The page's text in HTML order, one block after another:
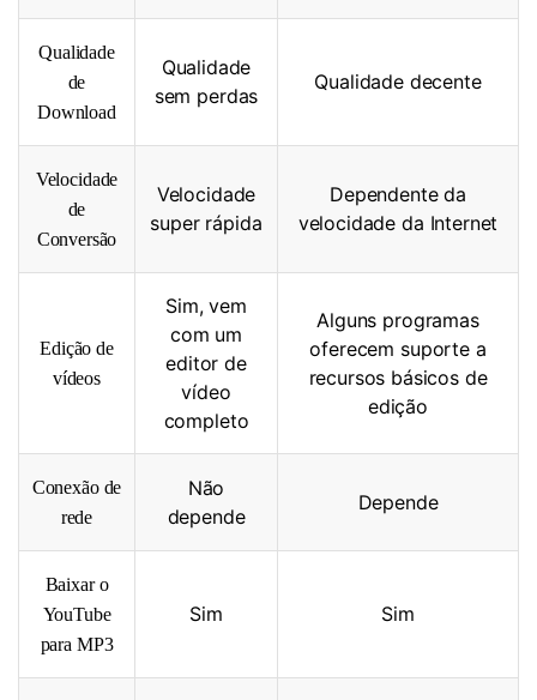
Qualidade
de
Download
Qualidade
sem perdas
Qualidade decente
Velocidade
de
Conversão
Velocidade
super rápida
Dependente da
velocidade da Internet
Edição de
vídeos
Sim, vem
com um
editor de
vídeo
completo
Alguns programas
oferecem suporte a
recursos básicos de
edição
Conexão de
rede
Não
depende
Depende
Baixar o
YouTube
para MP3
Sim Sim